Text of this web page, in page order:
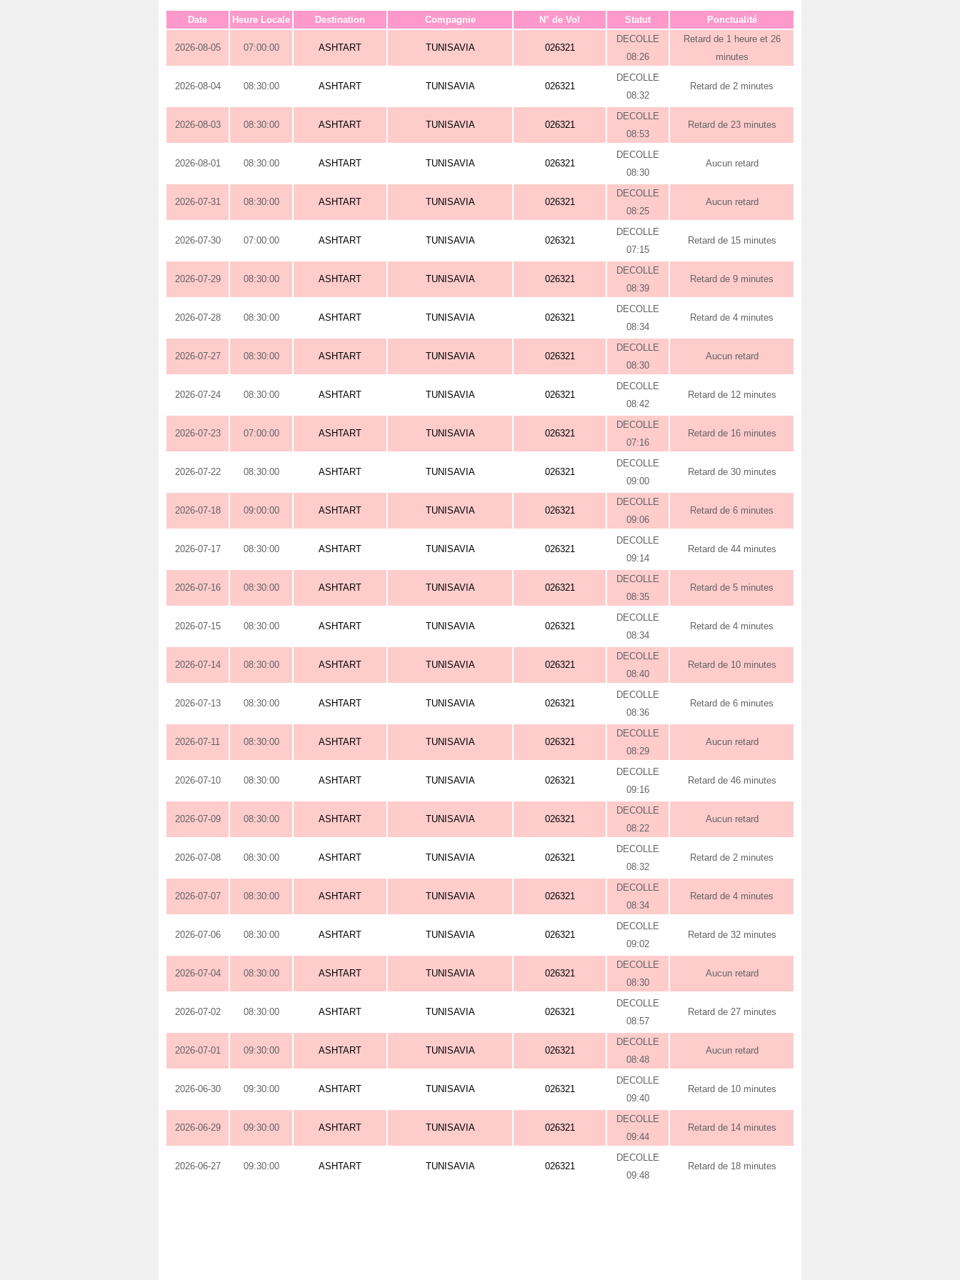
Date Heure Locale Destination Compagnie N° de Vol Statut Ponctualité
2026-08-05 07:00:00 ASHTART TUNISAVIA 026321
DECOLLE
08:26
Retard de 1 heure et 26
minutes
2026-08-04 08:30:00 ASHTART TUNISAVIA 026321
DECOLLE
08:32
Retard de 2 minutes
2026-08-03 08:30:00 ASHTART TUNISAVIA 026321
DECOLLE
08:53
Retard de 23 minutes
2026-08-01 08:30:00 ASHTART TUNISAVIA 026321
DECOLLE
08:30
Aucun retard
2026-07-31 08:30:00 ASHTART TUNISAVIA 026321
DECOLLE
08:25
Aucun retard
2026-07-30 07:00:00 ASHTART TUNISAVIA 026321
DECOLLE
07:15
Retard de 15 minutes
2026-07-29 08:30:00 ASHTART TUNISAVIA 026321
DECOLLE
08:39
Retard de 9 minutes
2026-07-28 08:30:00 ASHTART TUNISAVIA 026321
DECOLLE
08:34
Retard de 4 minutes
2026-07-27 08:30:00 ASHTART TUNISAVIA 026321
DECOLLE
08:30
Aucun retard
2026-07-24 08:30:00 ASHTART TUNISAVIA 026321
DECOLLE
08:42
Retard de 12 minutes
2026-07-23 07:00:00 ASHTART TUNISAVIA 026321
DECOLLE
07:16
Retard de 16 minutes
2026-07-22 08:30:00 ASHTART TUNISAVIA 026321
DECOLLE
09:00
Retard de 30 minutes
2026-07-18 09:00:00 ASHTART TUNISAVIA 026321
DECOLLE
09:06
Retard de 6 minutes
2026-07-17 08:30:00 ASHTART TUNISAVIA 026321
DECOLLE
09:14
Retard de 44 minutes
2026-07-16 08:30:00 ASHTART TUNISAVIA 026321
DECOLLE
08:35
Retard de 5 minutes
2026-07-15 08:30:00 ASHTART TUNISAVIA 026321
DECOLLE
08:34
Retard de 4 minutes
2026-07-14 08:30:00 ASHTART TUNISAVIA 026321
DECOLLE
08:40
Retard de 10 minutes
2026-07-13 08:30:00 ASHTART TUNISAVIA 026321
DECOLLE
08:36
Retard de 6 minutes
2026-07-11 08:30:00 ASHTART TUNISAVIA 026321
DECOLLE
08:29
Aucun retard
2026-07-10 08:30:00 ASHTART TUNISAVIA 026321
DECOLLE
09:16
Retard de 46 minutes
2026-07-09 08:30:00 ASHTART TUNISAVIA 026321
DECOLLE
08:22
Aucun retard
2026-07-08 08:30:00 ASHTART TUNISAVIA 026321
DECOLLE
08:32
Retard de 2 minutes
2026-07-07 08:30:00 ASHTART TUNISAVIA 026321
DECOLLE
08:34
Retard de 4 minutes
2026-07-06 08:30:00 ASHTART TUNISAVIA 026321
DECOLLE
09:02
Retard de 32 minutes
2026-07-04 08:30:00 ASHTART TUNISAVIA 026321
DECOLLE
08:30
Aucun retard
2026-07-02 08:30:00 ASHTART TUNISAVIA 026321
DECOLLE
08:57
Retard de 27 minutes
2026-07-01 09:30:00 ASHTART TUNISAVIA 026321
DECOLLE
08:48
Aucun retard
2026-06-30 09:30:00 ASHTART TUNISAVIA 026321
DECOLLE
09:40
Retard de 10 minutes
2026-06-29 09:30:00 ASHTART TUNISAVIA 026321
DECOLLE
09:44
Retard de 14 minutes
2026-06-27 09:30:00 ASHTART TUNISAVIA 026321
DECOLLE
09:48
Retard de 18 minutes